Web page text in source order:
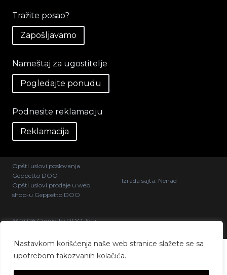
Nastavkom korišćenja naše web stranice slažete se sa
upotrebom takozvanih kolačića.
Tražite posao?
Zapošljavamo
Nameštaj za ugostitelje
Pogledajte ponudu
Podnesite reklamaciju
Reklamacija
Opšti uslovi poslovanja
Geppetto DOO
Opšti uslovi prodaje u web
shop-u Geppetto DOO
Izrada sajta: Nenad
@ 2026 Geppetto DOO. Sva